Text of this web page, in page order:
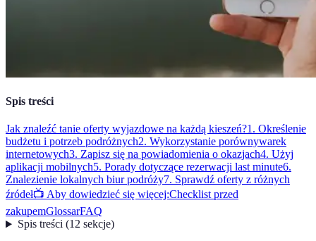
Spis treści
Jak znaleźć tanie oferty wyjazdowe na każdą kieszeń?1. Określenie
budżetu i potrzeb podróżnych2. Wykorzystanie porównywarek
internetowych3. Zapisz się na powiadomienia o okazjach4. Użyj
aplikacji mobilnych5. Porady dotyczące rezerwacji last minute6.
Znalezienie lokalnych biur podróży7. Sprawdź oferty z różnych
źródeł📺 Aby dowiedzieć się więcej:Checklist przed
zakupemGlossarFAQ
Spis treści(12 sekcje)